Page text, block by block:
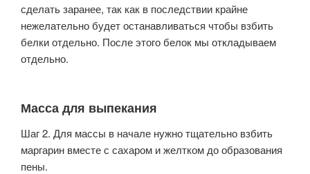
сделать заранее, так как в последствии крайне
нежелательно будет останавливаться чтобы взбить
белки отдельно. После этого белок мы откладываем
отдельно.
Масса для выпекания
Шаг 2. Для массы в начале нужно тщательно взбить
маргарин вместе с сахаром и желтком до образования
пены.